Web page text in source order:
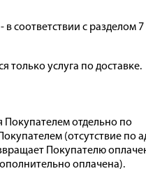
соответствии с разделом 7
только услуга по доставке.
Покупателем отдельно по
(отсутствие по
Покупателю
оплачена).